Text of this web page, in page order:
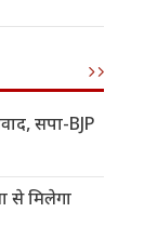
सपा-BJP
से मिलेगा